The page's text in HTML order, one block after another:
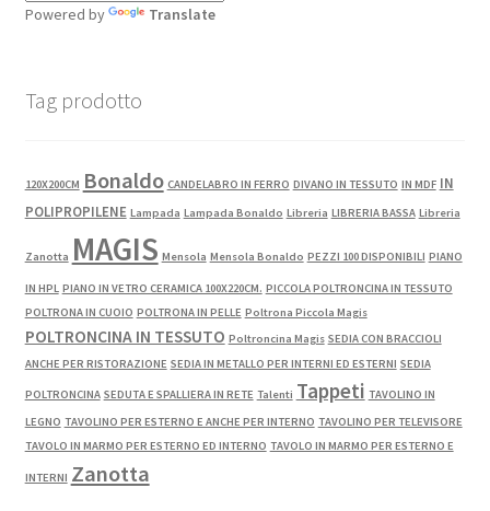
Powered by Translate
Tag prodotto
120X200CM Bonaldo CANDELABRO IN FERRO DIVANO IN TESSUTO IN MDF IN
POLIPROPILENE Lampada Lampada Bonaldo Libreria LIBRERIA BASSA Libreria
Zanotta MAGIS Mensola Mensola Bonaldo PEZZI 100 DISPONIBILI PIANO
IN HPL PIANO IN VETRO CERAMICA 100X220CM. PICCOLA POLTRONCINA IN TESSUTO
POLTRONA IN CUOIO POLTRONA IN PELLE Poltrona Piccola Magis
POLTRONCINA IN TESSUTO Poltroncina Magis SEDIA CON BRACCIOLI
ANCHE PER RISTORAZIONE SEDIA IN METALLO PER INTERNI ED ESTERNI SEDIA
POLTRONCINA SEDUTA E SPALLIERA IN RETE Talenti Tappeti TAVOLINO IN
LEGNO TAVOLINO PER ESTERNO E ANCHE PER INTERNO TAVOLINO PER TELEVISORE
TAVOLO IN MARMO PER ESTERNO ED INTERNO TAVOLO IN MARMO PER ESTERNO E
INTERNI Zanotta